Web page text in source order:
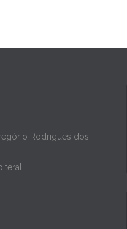
Rodrigues dos